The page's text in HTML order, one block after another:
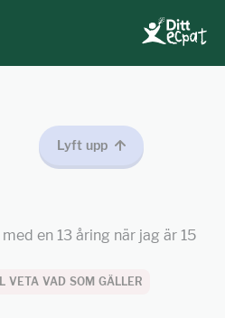
Lyft upp
en 13 åring när jag är 15
VETA VAD SOM GÄLLER